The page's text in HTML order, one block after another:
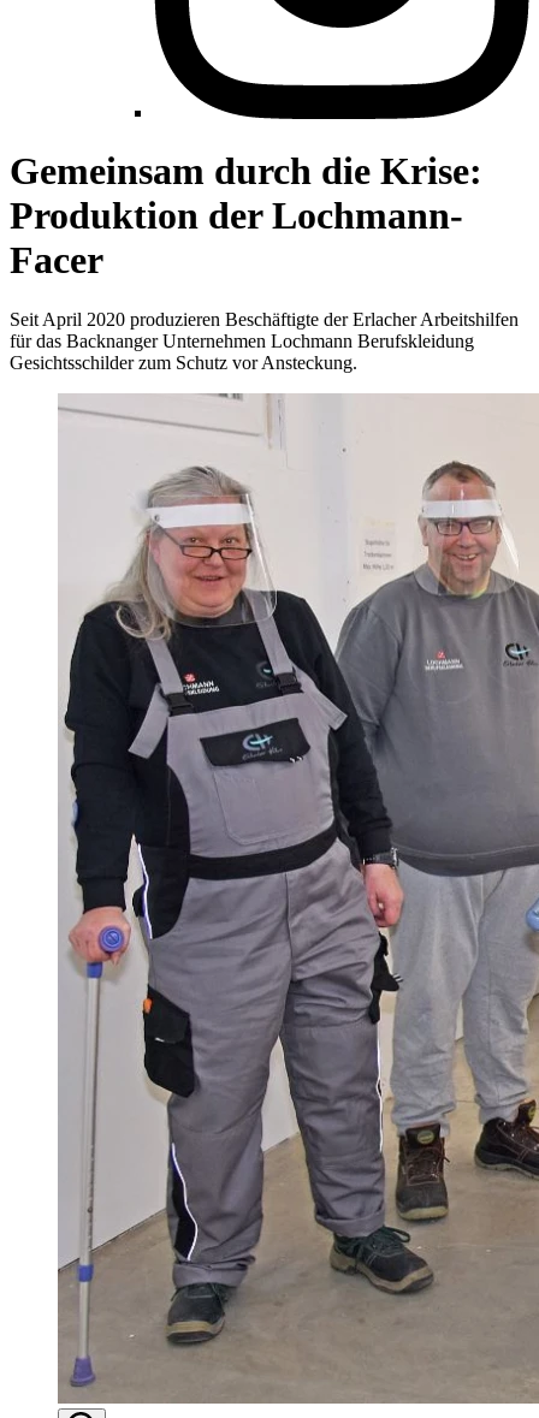
Gemeinsam durch die Krise:
Produktion der Lochmann-
Facer
Seit April 2020 produzieren Beschäftigte der Erlacher Arbeitshilfen
für das Backnanger Unternehmen Lochmann Berufskleidung
Gesichtsschilder zum Schutz vor Ansteckung.